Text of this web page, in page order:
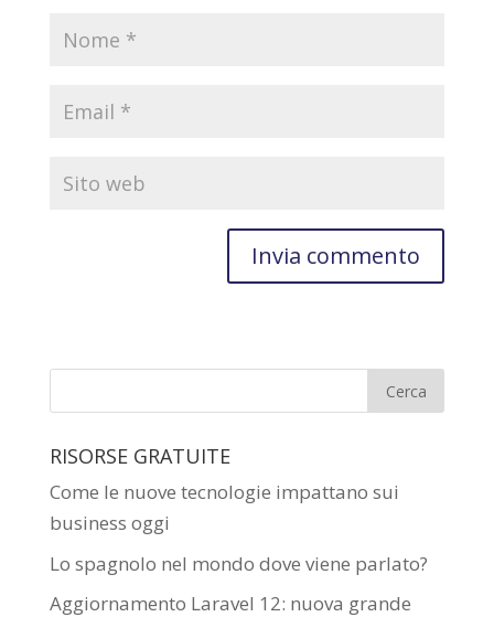
RISORSE GRATUITE
Come le nuove tecnologie impattano sui
business oggi
Lo spagnolo nel mondo dove viene parlato?
Aggiornamento Laravel 12: nuova grande